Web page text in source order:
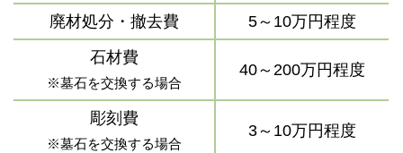
廃材処分・撤去費
5～10万円程度
石材費
※墓石を交換する場合
40～200万円程度
彫刻費
※墓石を交換する場合
3～10万円程度